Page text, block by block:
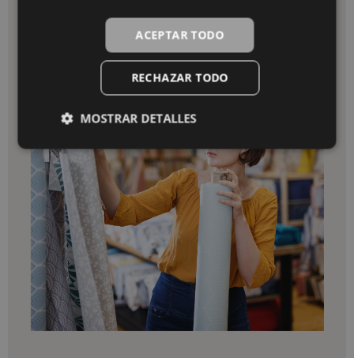
ACEPTAR TODO
RECHAZAR TODO
MOSTRAR DETALLES